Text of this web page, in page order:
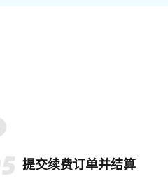
提交续费订单并结算